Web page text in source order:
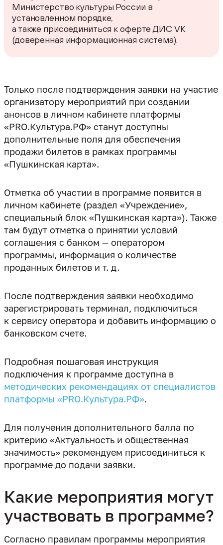
Министерство культуры России в
установленном порядке,
а также присоединиться к оферте ДИС VK
(доверенная информационная система).
Только после подтверждения заявки на участие
организатору мероприятий при создании
анонсов в личном кабинете платформы
«PRO.Культура.РФ» станут доступны
дополнительные поля для обеспечения
продажи билетов в рамках программы
Отметка об участии в программе появится в
личном кабинете (раздел «Учреждение»,
специальный блок «Пушкинская карта»). Также
там будут отметка о принятии условий
соглашения с банком — оператором
программы, информация о количестве
После подтверждения заявки необходимо
зарегистрировать терминал, подключиться
к сервису оператора и добавить информацию о
Подробная пошаговая инструкция
подключения к программе доступна в
методических рекомендациях от специалистов
платформы «PRO.Культура.РФ»
Для получения дополнительного балла по
критерию «Актуальность и общественная
значимость» рекомендуем присоединиться к
программе до подачи заявки.
Какие мероприятия могут
участвовать в программе?
Согласно правилам программы мероприятия